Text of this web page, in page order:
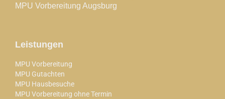
MPU Vorbereitung Augsburg
Leistungen
MPU Vorbereitung
MPU Gutachten
MPU Hausbesuche
MPU Vorbereitung ohne Termin